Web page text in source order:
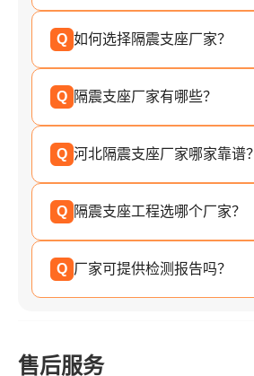
Q 如何选择隔震支座厂家？
Q 隔震支座厂家有哪些？
Q 河北隔震支座厂家哪家靠谱？
Q 隔震支座工程选哪个厂家？
Q 厂家可提供检测报告吗？
售后服务